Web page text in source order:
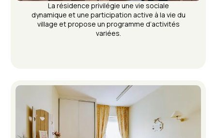
La résidence privilégie une vie sociale
dynamique et une participation active à la vie du
village et propose un programme d’activités
variées.